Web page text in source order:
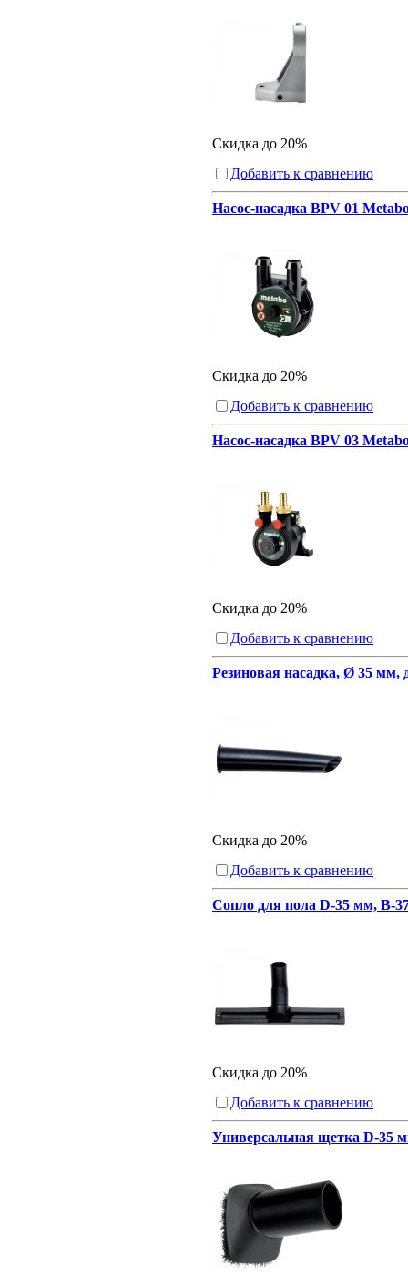
Скидка до 20%
Добавить к сравнению
Насос-насадка BPV 01
Скидка до 20%
Добавить к сравнению
Насос-насадка BPV 03
Скидка до 20%
Добавить к сравнению
Резиновая насадка, Ø 35 мм,
Скидка до 20%
Добавить к сравнению
Сопло для пола D-35 мм, B-
Скидка до 20%
Добавить к сравнению
Универсальная щетка D-35